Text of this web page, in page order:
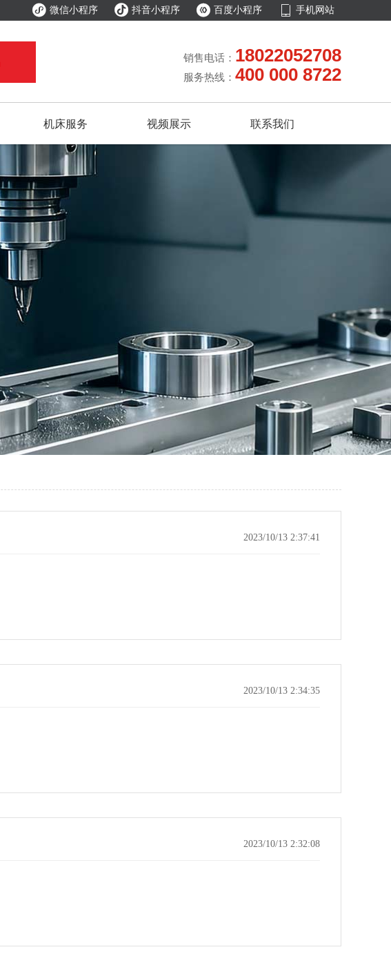
 微信小程序  抖音小程序  百度小程序  手机网站
销售电话： 18022052708
服务热线： 400 000 8722
机床服务 视频展示 联系我们
2023/10/13 2:37:41
2023/10/13 2:34:35
2023/10/13 2:32:08